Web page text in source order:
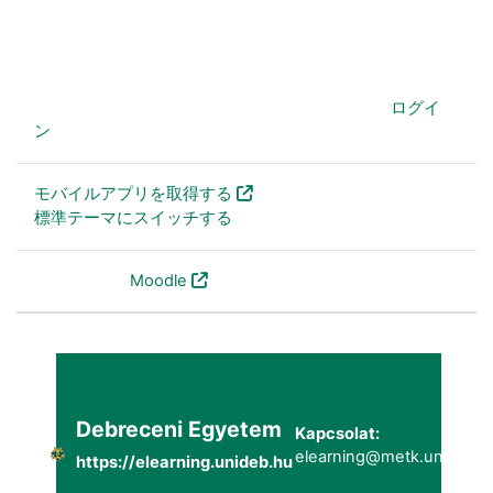
ログイ
ン
モバイルアプリを取得する
標準テーマにスイッチする
Moodle
Debreceni Egyetem
https://elearning.unideb.hu
Kapcsolat: